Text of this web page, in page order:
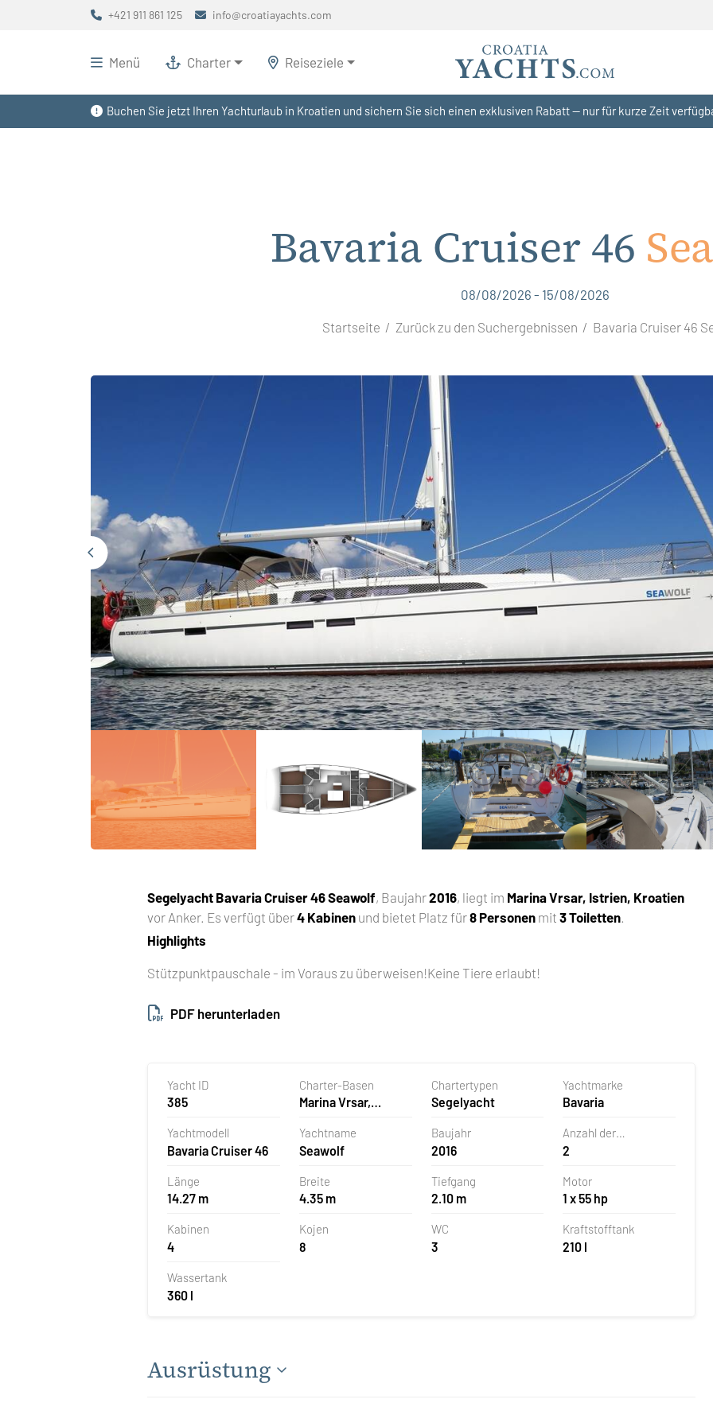
Buchen Sie jetzt Ihren Yachturlaub in Kroatien und sichern Sie sich einen exklusiven Rabatt — nur für kurze Zeit
+421 911 861 125 info@croatiayachts.com
Menü Charter Reiseziele
Bavaria Cruiser 46
08/08/2026 - 15/08/2026
Startseite Zurück zu den Suchergebnissen Bavaria Cruiser 46
Segelyacht Bavaria Cruiser 46 Seawolf, Baujahr2016, liegt im Marina Vrsar, Istrien, Kroatien
vor Anker. Es verfügt über4 Kabinen und bietet Platz für8 Personen mit3 Toiletten
Highlights
Stützpunktpauschale - im Voraus zu überweisen!Keine Tiere erlaubt!
PDF herunterladen
Yacht ID
385
Charter-Basen
Marina Vrsar,
Chartertypen
Segelyacht
Yachtmarke
Bavaria
Yachtmodell
Bavaria Cruiser 46
Yachtname
Seawolf
Baujahr
2016
Anzahl der
Ruderblätter
2
Länge
14.27 m
Breite
4.35 m
Tiefgang
2.10 m
Motor
1 x 55 hp
Kabinen
4
Kojen
8
WC
3
Kraftstofftank
210 l
Wassertank
360 l
Ausrüstung